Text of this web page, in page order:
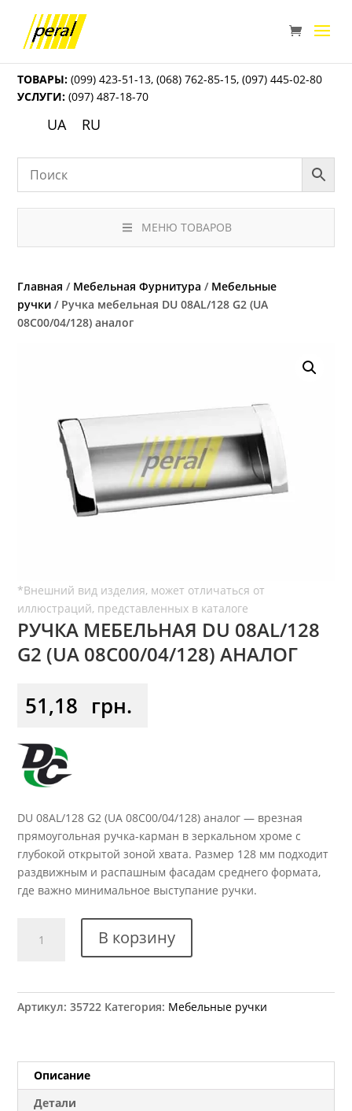
ТОВАРЫ: (099) 423-51-13,(068) 762-85-15,(097) 445-02-80
УСЛУГИ: (097) 487-18-70
UA RU
МЕНЮ ТОВАРОВ
Главная / Мебельная Фурнитура / Мебельные
ручки / Ручка мебельная DU 08AL/128 G2 (UA
08C00/04/128) аналог
РУЧКА МЕБЕЛЬНАЯ DU 08AL/128
G2 (UA 08C00/04/128) АНАЛОГ
51,18 грн.
DU 08AL/128 G2 (UA 08C00/04/128) аналог — врезная
прямоугольная ручка-карман в зеркальном хроме с
глубокой открытой зоной хвата. Размер 128 мм подходит
раздвижным и распашным фасадам среднего формата,
где важно минимальное выступание ручки.
товара
08AL/128
08C00/04/128)
аналог
В корзину
Артикул:35722 Категория: Мебельные ручки
Описание
Детали